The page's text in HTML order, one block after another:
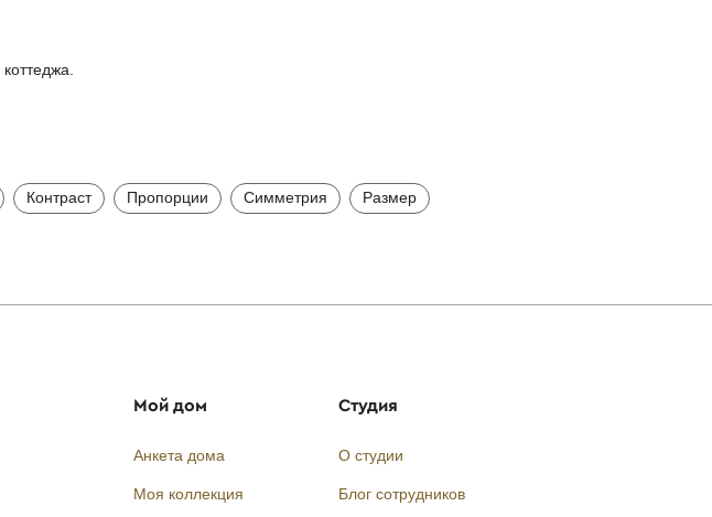
коттеджа.
Контраст Пропорции Симметрия Размер
Мой дом
Анкета дома
Моя коллекция
Студия
О студии
Блог сотрудников